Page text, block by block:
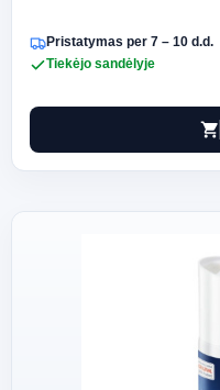
Pristatymas per 7 – 10 d.d.
Tiekėjo sandėlyje
shopping_cart